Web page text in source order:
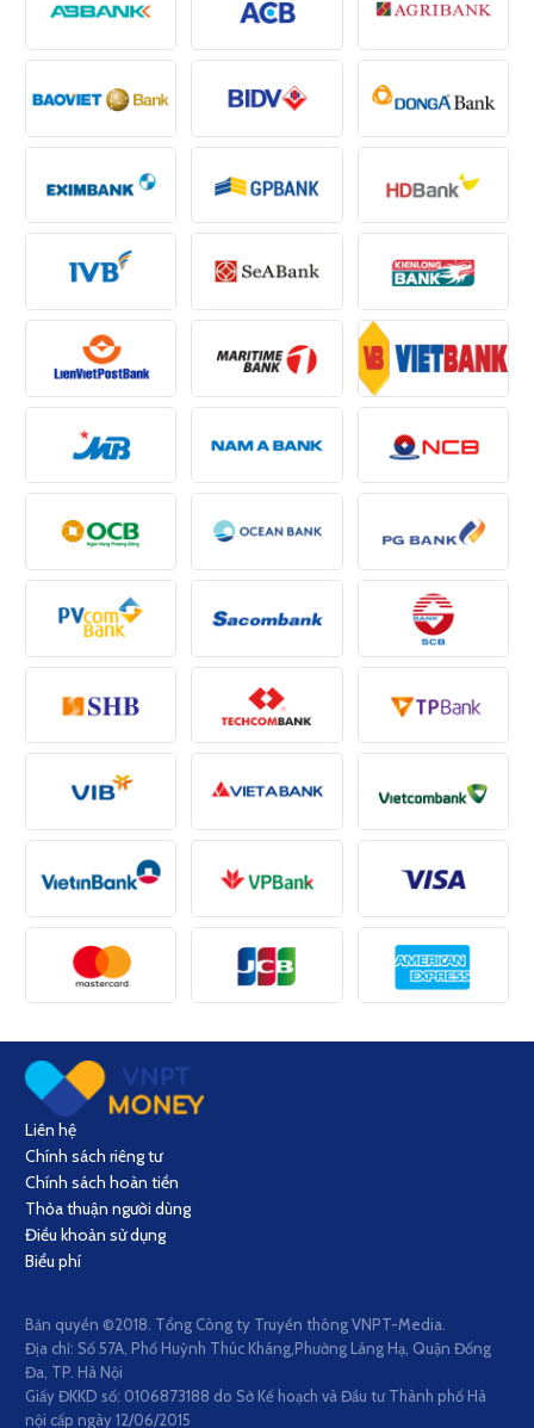
Liên hệ
Chính sách riêng tư
Chính sách hoàn tiền
Thỏa thuận người dùng
Điều khoản sử dụng
Biểu phí
Bản quyền ©2018. Tổng Công ty Truyền thông VNPT-Media.
Địa chỉ: Số 57A, Phố Huỳnh Thúc Kháng,Phường Láng Hạ, Quận Đống
Đa, TP. Hà Nội
Giấy ĐKKD số: 0106873188 do Sở Kế hoạch và Đầu tư Thành phố Hà
nội cấp ngày 12/06/2015